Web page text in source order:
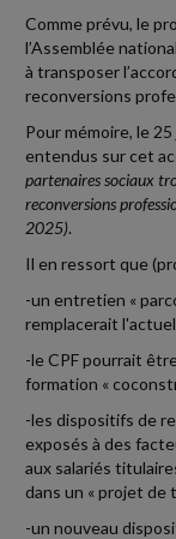
Comme prévu, le
l’Assemblée
à transposer
reconversions
Pour mémoire, le
entendus sur cet
partenaires sociaux
reconversions
2025).
Il en ressort que
-un entretien «
remplacerait
-le CPF pourrait
formation «
-les dispositifs de
exposés à des
aux salariés
dans un « projet de
-un nouveau